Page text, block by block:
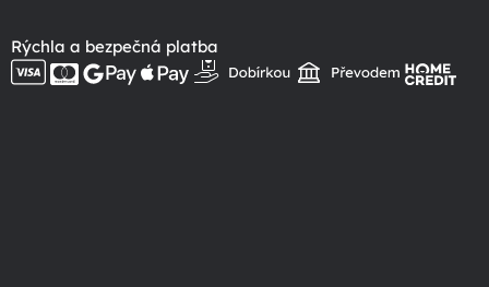
Rýchla a bezpečná platba